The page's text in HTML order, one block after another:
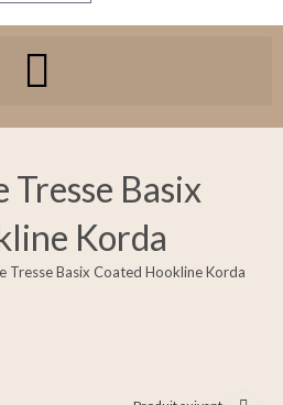
Tresse Basix
Korda
Tresse Basix Coated Hookline Korda